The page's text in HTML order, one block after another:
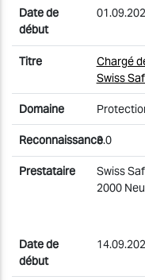
Chargé
Swiss
3.0
Swiss
2000